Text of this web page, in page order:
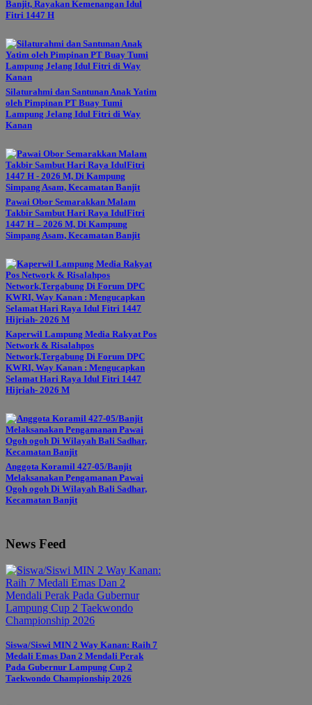
Banjit, Rayakan Kemenangan Idul
Fitri 1447 H
Silaturahmi dan Santunan Anak Yatim
oleh Pimpinan PT Buay Tumi
Lampung Jelang Idul Fitri di Way
Kanan
Pawai Obor Semarakkan Malam
Takbir Sambut Hari Raya IdulFitri
1447 H – 2026 M, Di Kampung
Simpang Asam, Kecamatan Banjit
Kaperwil Lampung Media Rakyat Pos
Network & Risalahpos
Network,Tergabung Di Forum DPC
KWRI, Way Kanan : Mengucapkan
Selamat Hari Raya Idul Fitri 1447
Hijriah- 2026 M
Anggota Koramil 427-05/Banjit
Melaksanakan Pengamanan Pawai
Ogoh ogoh Di Wilayah Bali Sadhar,
Kecamatan Banjit
News Feed
Siswa/Siswi MIN 2 Way Kanan: Raih 7
Medali Emas Dan 2 Mendali Perak
Pada Gubernur Lampung Cup 2
Taekwondo Championship 2026